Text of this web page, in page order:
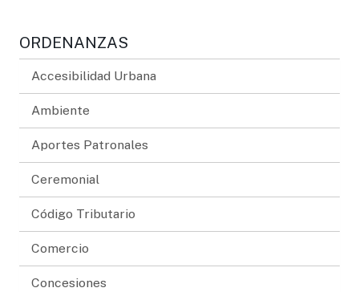
ORDENANZAS
Accesibilidad Urbana
Ambiente
Aportes Patronales
Ceremonial
Código Tributario
Comercio
Concesiones